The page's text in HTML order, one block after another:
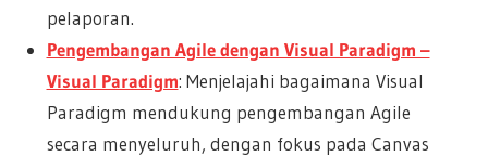
pelaporan.
Pengembangan Agile dengan Visual Paradigm –
Visual Paradigm: Menjelajahi bagaimana Visual
Paradigm mendukung pengembangan Agile
secara menyeluruh, dengan fokus pada Canvas